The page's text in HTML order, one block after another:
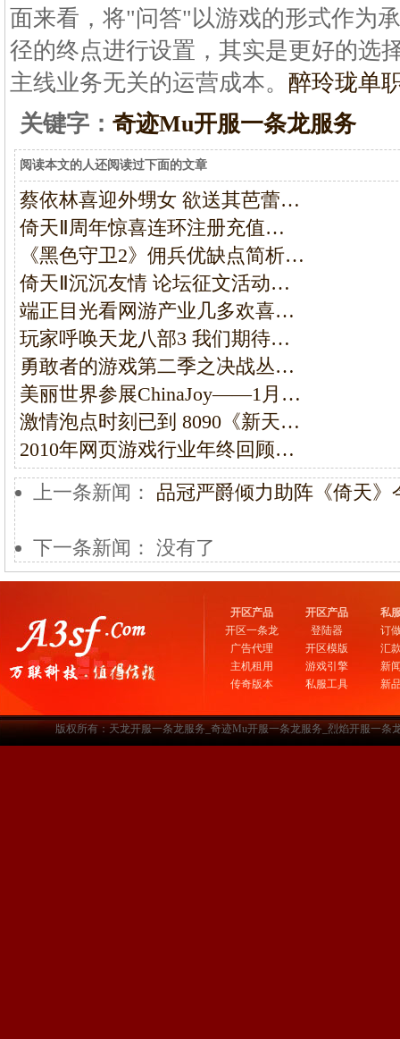
面来看，将"问答"以游戏的形式作为
径的终点进行设置，其实是更好的选
主线业务无关的运营成本。 醉玲珑单
关键字： 奇迹Mu开服一条龙服务
阅读本文的人还阅读过下面的文章
蔡依林喜迎外甥女 欲送其芭蕾…
倚天Ⅱ周年惊喜连环注册充值…
《黑色守卫2》佣兵优缺点简析…
倚天Ⅱ沉沉友情 论坛征文活动…
端正目光看网游产业几多欢喜…
玩家呼唤天龙八部3 我们期待…
勇敢者的游戏第二季之决战丛…
美丽世界参展ChinaJoy――1月…
激情泡点时刻已到 8090《新天…
2010年网页游戏行业年终回顾…
上一条新闻： 品冠严爵倾力助阵《倚天》
下一条新闻： 没有了
开区产品
开区一条龙
广告代理
主机租用
传奇版本
开区产品
登陆器
开区模版
游戏引擎
私服工具
私
订
汇
新
新
版权所有：天龙开服一条龙服务_奇迹Mu开服一条龙服务_烈焰开服一条